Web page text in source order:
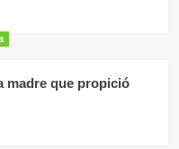
madre que propició